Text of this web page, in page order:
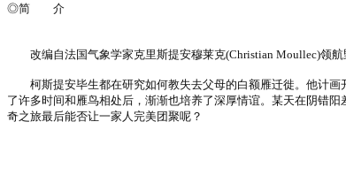
◎简 介
改编自法国气象学家克里斯提安穆莱克(Christian Moullec)领航
柯斯提安毕生都在研究如何教失去父母的白额雁迁徙。他计画
了许多时间和雁鸟相处后，渐渐也培养了深厚情谊。某天在阴错
奇之旅最后能否让一家人完美团聚呢？